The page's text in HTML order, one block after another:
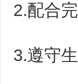
2.配合
3.遵守